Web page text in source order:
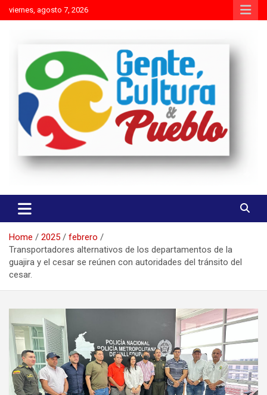
Skip
to
viernes, agosto 7, 2026
Gente Cultura y Pueblo
Home 2025
febrero
Transportadores alternativos de los departamentos de la
guajira y el cesar se reúnen con autoridades del tránsito del
cesar.